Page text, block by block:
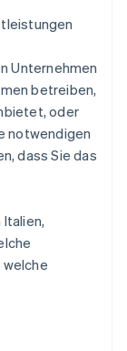
Unternehmen
betreiben,
oder
notwendigen
dass Sie das